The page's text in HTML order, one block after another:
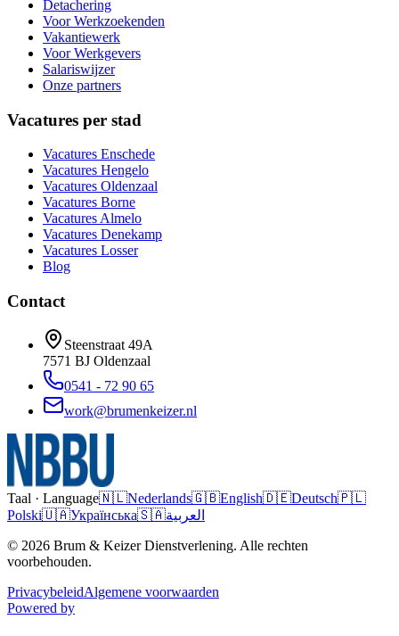
Detachering
Voor Werkzoekenden
Vakantiewerk
Voor Werkgevers
Salariswijzer
Onze partners
Vacatures per stad
Vacatures Enschede
Vacatures Hengelo
Vacatures Oldenzaal
Vacatures Borne
Vacatures Almelo
Vacatures Denekamp
Vacatures Losser
Blog
Contact
Steenstraat 49A
7571 BJ Oldenzaal
0541 - 72 90 65
work@brumenkeizer.nl
Taal · Language🇳🇱Nederlands🇬🇧English🇩🇪Deutsch🇵🇱
Polski🇺🇦Українська🇸🇦العربية
© 2026 Brum & Keizer Dienstverlening. Alle rechten
voorbehouden.
PrivacybeleidAlgemene voorwaarden
Powered by